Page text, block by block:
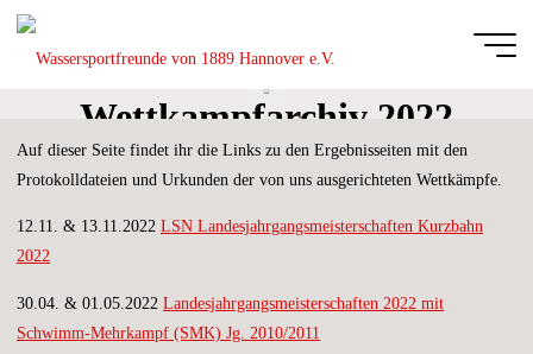
Zum
von 1889
Hannover e.V.
BREITE
DES
Wettkampfarchiv 2022
Auf dieser Seite findet ihr die Links zu den Ergebnisseiten mit den
Protokolldateien und Urkunden der von uns ausgerichteten Wettkämpfe.
12.11. & 13.11.2022LSN Landesjahrgangsmeisterschaften Kurzbahn
2022
30.04. & 01.05.2022Landesjahrgangsmeisterschaften 2022mit
Schwimm-Mehrkampf (SMK) Jg. 2010/2011